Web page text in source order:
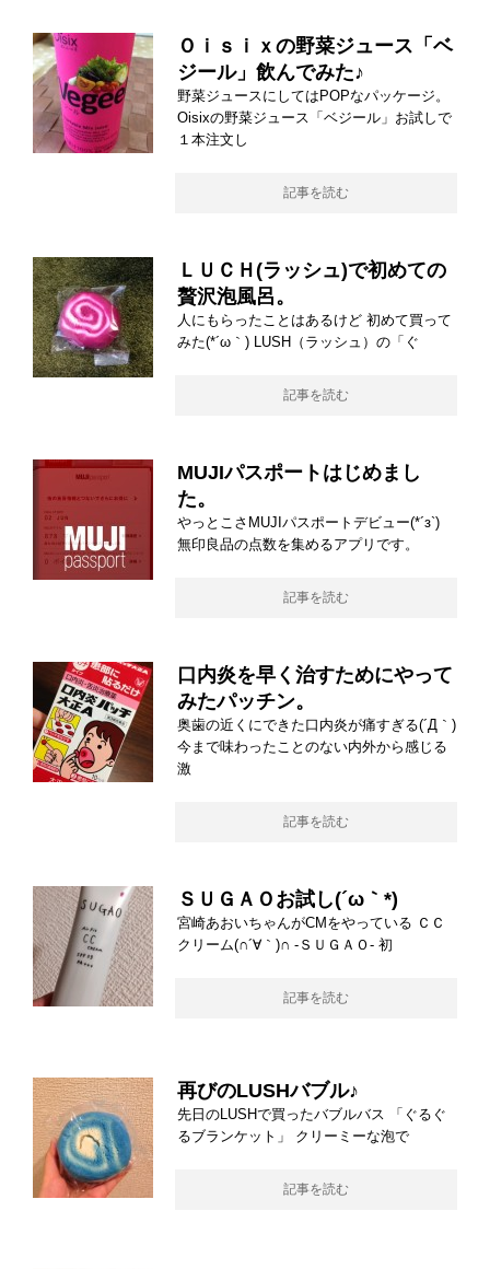
Ｏｉｓｉｘの野菜ジュース「ベ
ジール」飲んでみた♪
野菜ジュースにしてはPOPなパッケージ。
Oisixの野菜ジュース「ベジール」お試しで
１本注文し
記事を読む
ＬＵＣＨ(ラッシュ)で初めての
贅沢泡風呂。
人にもらったことはあるけど 初めて買って
みた(*´ω｀) LUSH（ラッシュ）の「ぐ
記事を読む
MUJIパスポートはじめまし
た。
やっとこさMUJIパスポートデビュー(*´з`)
無印良品の点数を集めるアプリです。
記事を読む
口内炎を早く治すためにやって
みたパッチン。
奥歯の近くにできた口内炎が痛すぎる(´Д｀)
今まで味わったことのない内外から感じる
激
記事を読む
ＳＵＧＡＯお試し(´ω｀*)
宮崎あおいちゃんがCMをやっている ＣＣ
クリーム(∩´∀｀)∩ -ＳＵＧＡＯ- 初
記事を読む
再びのLUSHバブル♪
先日のLUSHで買ったバブルバス 「ぐるぐ
るブランケット」 クリーミーな泡で
記事を読む